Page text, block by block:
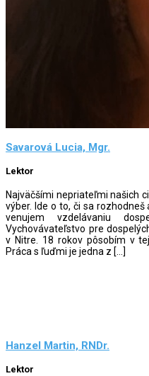
Savarová Lucia, Mgr.
Lektor
Najväčšími nepriateľmi našich
výber. Ide o to, či sa
venujem vzdelávaniu
Vychovávateľstvo pre
v Nitre. 18 rokov pôsobím v
Práca s ľuďmi je jedna z […]
Hanzel Martin, RNDr.
Lektor